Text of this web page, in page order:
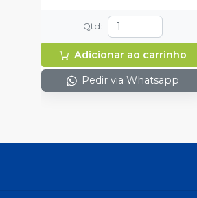
Qtd :
Adicionar ao carrinho
Pedir via Whatsapp